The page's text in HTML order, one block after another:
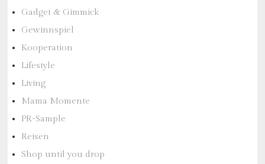
Gadget & Gimmick
Gewinnspiel
Kooperation
Lifestyle
Living
Mama Momente
PR-Sample
Reisen
Shop until you drop